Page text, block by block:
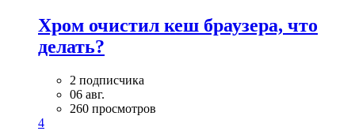
Хром очистил кеш браузера, что
делать?
2 подписчика
06 авг.
260 просмотров
4